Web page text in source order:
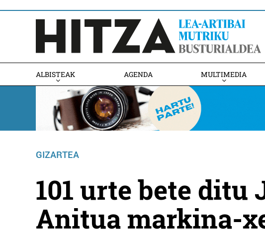
ALBISTEAK AGENDA MULTIMEDIA
GIZARTEA
101 urte bete ditu
Anitua markina-